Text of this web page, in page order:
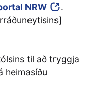
NRW
.
til að tryggja
heimasíðu